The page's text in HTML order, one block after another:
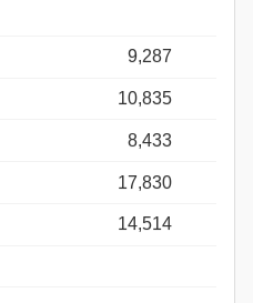
9,287
10,835
8,433
17,830
14,514